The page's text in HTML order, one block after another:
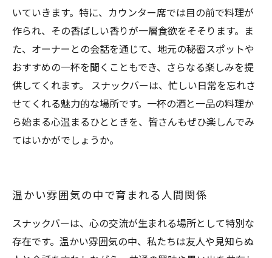
いていきます。特に、カウンター席では目の前で料理が
作られ、その香ばしい香りが一層食欲をそそります。ま
た、オーナーとの会話を通じて、地元の秘密スポットや
おすすめの一杯を聞くこともでき、さらなる楽しみを提
供してくれます。 スナックバーは、忙しい日常を忘れさ
せてくれる魅力的な場所です。一杯の酒と一品の料理か
ら始まる心温まるひとときを、皆さんもぜひ楽しんでみ
てはいかがでしょうか。
温かい雰囲気の中で育まれる人間関係
スナックバーは、心の交流が生まれる場所として特別な
存在です。温かい雰囲気の中、私たちは友人や見知らぬ